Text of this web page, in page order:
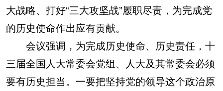
大战略、打好“三大攻坚战”履职尽责，为完成党
的历史使命作出应有贡献。
会议强调，为完成历史使命、历史责任，十
三届全国人大常委会党组、人大及其常委会必须
要有历史担当。一要把坚持党的领导这个政治原